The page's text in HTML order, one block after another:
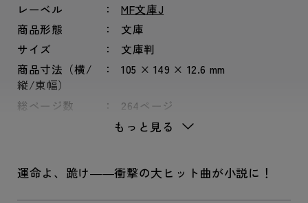
レーベル
MF文庫J
商品形態
文庫
サイズ
文庫判
商品寸法（横/
縦/束幅）
105 × 149 × 12.6 mm
総ページ数 264ページ
もっと見る
運命よ、跪け――衝撃の大ヒット曲が小説に！